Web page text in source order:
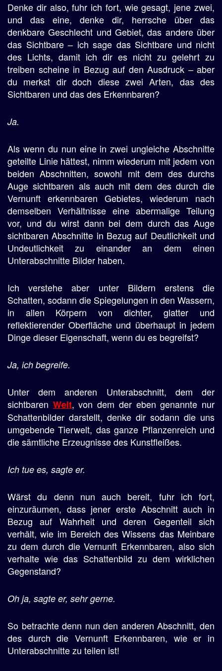
Denke dir also, fuhr ich fort, wie gesagt, jene zwei,
und das eine, denke dir, herrsche über das
denkbare Geschlecht und Gebiet, das andere über
das Sichtbare – ich sage das Sichtbare und nicht
des Lichts, damit ich dir es nicht zu gelehrt zu
treiben scheine in Bezug auf den Ausdruck – aber
du merkst dir doch diese zwei Arten, das des
Sichtbaren und das des Erkennbaren?
Ja.
Als wenn du nun eine in zwei ungleiche Abschnitte
geteilte Linie hättest, nimm wiederum mit jedem von
beiden Abschnitten, sowohl mit dem des durchs
Auge sichtbaren als auch mit dem des durch die
Vernunft erkennbaren Gebietes, wiederum nach
demselben Verhältnisse eine abermalige Teilung
vor, und du wirst dann bei dem durch das Auge
sichtbaren Abschnitte in Bezug auf Deutlichkeit und
Undeutlichkeit zu einander an dem einen
Unterabschnitte Bilder haben.
Ich verstehe aber unter Bildern erstens die
Schatten, sodann die Spiegelungen in den Wassern,
in allen Körpern von dichter, glatter und
reflektierender Oberfläche und überhaupt in jedem
Dinge dieser Eigenschaft, wenn du es begreifst?
Ja, ich begreife.
Unter dem anderen Unterabschnitt, dem der
sichtbaren Welt, von dem der eben genannte nur
Schattenbilder darstellt, denke dir sodann die uns
umgebende Tierwelt, das ganze Pflanzenreich und
die sämtliche Erzeugnisse des Kunstfleißes.
Ich tue es, sagte er.
Wärst du denn nun auch bereit, fuhr ich fort,
einzuräumen, dass jener erste Abschnitt auch in
Bezug auf Wahrheit und deren Gegenteil sich
verhält, wie im Bereich des Wissens das Meinbare
zu dem durch die Vernunft Erkennbaren, also sich
verhalte wie das Schattenbild zu dem wirklichen
Gegenstand?
Oh ja, sagte er, sehr gerne.
So betrachte denn nun den anderen Abschnitt, den
des durch die Vernunft Erkennbaren, wie er in
Unterabschnitte zu teilen ist!